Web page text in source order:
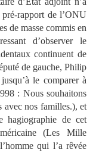
rapport de l’ONU
de masse commis en
d’observer le
continuent de
de gauche, Philip
le comparer à
: Nous souhaitons
avec nos familles.), et
hagiographie de cet
(Les Mille
qui l’a rêvée